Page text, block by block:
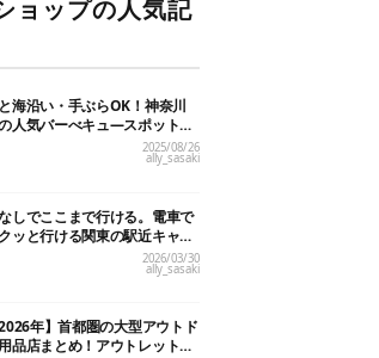
ョップの人気記
海沿い・手ぶらOK！神奈川
人気バーべキュ―スポット20
2025/08/26
ally_sasaki
しでここまで行ける。電車で
ッと行ける関東の駅近キャン
18選
2026/03/30
ally_sasaki
年】首都圏の大型アウトド
品店まとめ！アウトレット情